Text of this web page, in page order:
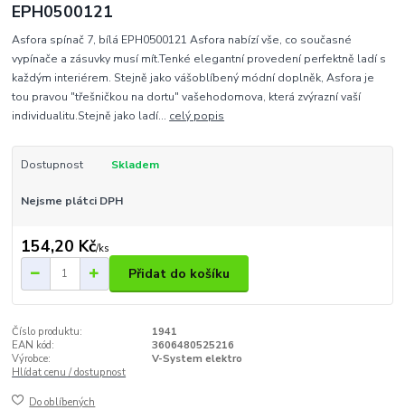
EPH0500121
Asfora spínač 7, bílá EPH0500121 Asfora nabízí vše, co současné
vypínače a zásuvky musí mít.Tenké elegantní provedení perfektně ladí s
každým interiérem. Stejně jako vášoblíbený módní doplněk, Asfora je
tou pravou "třešničkou na dortu" vašehodomova, která zvýrazní vaší
individualitu.Stejně jako ladí... celý popis
Dostupnost Skladem
Nejsme plátci DPH
154,20 Kč/ks
Přidat do košíku
Číslo produktu:
1941
EAN kód:
3606480525216
Výrobce:
V-System elektro
Hlídat cenu / dostupnost
Do oblíbených